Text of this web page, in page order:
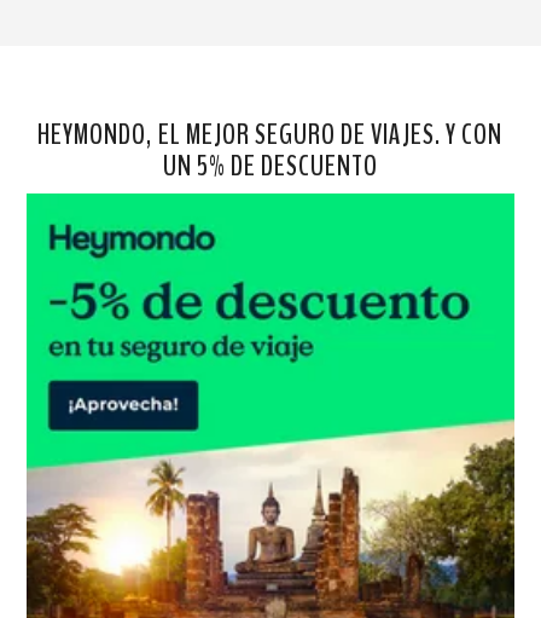
HEYMONDO, EL MEJOR SEGURO DE VIAJES. Y CON
UN 5% DE DESCUENTO